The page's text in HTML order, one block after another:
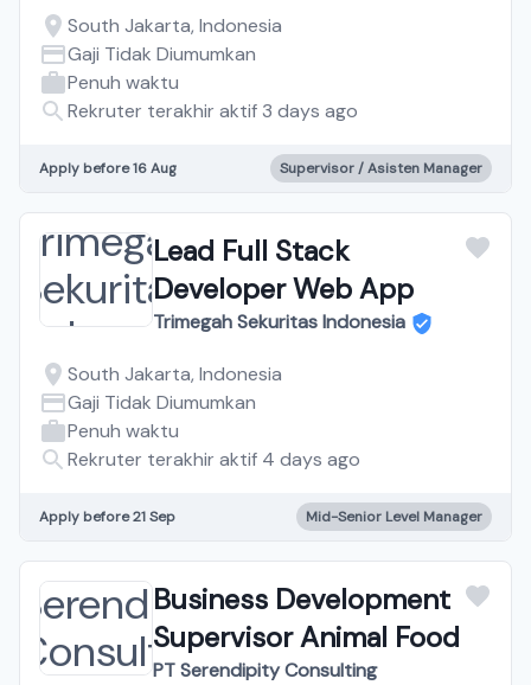
South Jakarta, Indonesia
Gaji Tidak Diumumkan
Penuh waktu
Rekruter terakhir aktif 3 days ago
Apply before 16 Aug Supervisor / Asisten Manager
Lead Full Stack
Developer Web App
Trimegah Sekuritas Indonesia
South Jakarta, Indonesia
Gaji Tidak Diumumkan
Penuh waktu
Rekruter terakhir aktif 4 days ago
Apply before 21 Sep Mid-Senior Level Manager
Business Development
Supervisor Animal Food
PT Serendipity Consulting